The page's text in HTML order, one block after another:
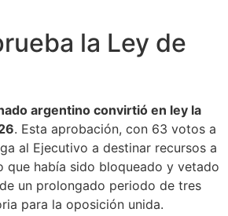
la Ley de
argentino convirtió en ley la
. Esta aprobación, con 63 votos a
al Ejecutivo a destinar recursos a
que había sido bloqueado y vetado
un prolongado periodo de tres
para la oposición unida.